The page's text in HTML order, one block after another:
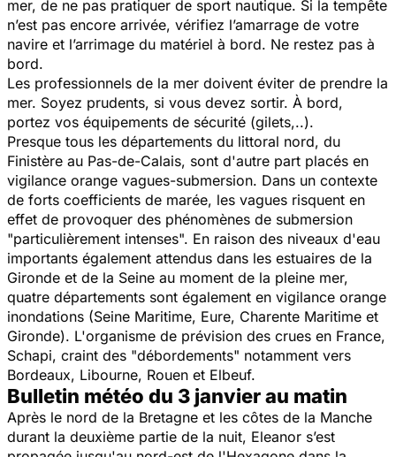
mer, de ne pas pratiquer de sport nautique. Si la tempête
n’est pas encore arrivée, vérifiez l’amarrage de votre
navire et l’arrimage du matériel à bord. Ne restez pas à
bord.
Les professionnels de la mer doivent éviter de prendre la
mer. Soyez prudents, si vous devez sortir. À bord,
portez vos équipements de sécurité (gilets,..).
Presque tous les départements du littoral nord, du
Finistère au Pas-de-Calais, sont d'autre part placés en
vigilance orange vagues-submersion. Dans un contexte
de forts coefficients de marée, les vagues risquent en
effet de provoquer des phénomènes de submersion
"particulièrement intenses". En raison des niveaux d'eau
importants également attendus dans les estuaires de la
Gironde et de la Seine au moment de la pleine mer,
quatre départements sont également en vigilance orange
inondations (Seine Maritime, Eure, Charente Maritime et
Gironde). L'organisme de prévision des crues en France,
Schapi, craint des "débordements" notamment vers
Bordeaux, Libourne, Rouen et Elbeuf.
Bulletin météo du 3 janvier au matin
Après le nord de la Bretagne et les côtes de la Manche
durant la deuxième partie de la nuit, Eleanor s’est